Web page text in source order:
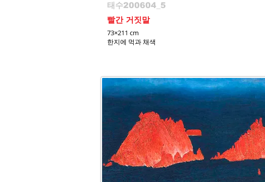
태수200604_5
빨간 거짓말
73×211 cm
한지에 먹과 채색